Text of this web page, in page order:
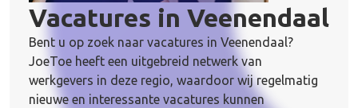
Vacatures in Veenendaal
Bent u op zoek naar vacatures in Veenendaal?
JoeToe heeft een uitgebreid netwerk van
werkgevers in deze regio, waardoor wij regelmatig
nieuwe en interessante vacatures kunnen